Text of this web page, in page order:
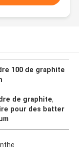
100 de graphite
de graphite,
pour des batter